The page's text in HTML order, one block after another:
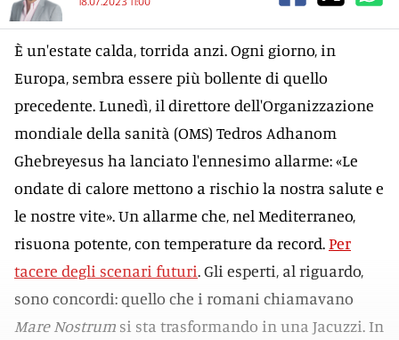
È un'estate calda, torrida anzi. Ogni giorno, in
Europa, sembra essere più bollente di quello
precedente. Lunedì, il direttore dell'Organizzazione
mondiale della sanità (OMS) Tedros Adhanom
Ghebreyesus ha lanciato l'ennesimo allarme: «Le
ondate di calore mettono a rischio la nostra salute e
le nostre vite». Un allarme che, nel Mediterraneo,
risuona potente, con temperature da record.Per
tacere degli scenari futuri. Gli esperti, al riguardo,
sono concordi: quello che i romani chiamavano
Mare Nostrum si sta trasformando in una Jacuzzi. In